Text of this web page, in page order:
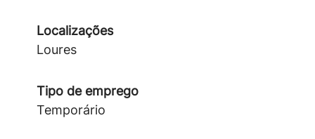
Localizações
Loures
Tipo de emprego
Temporário